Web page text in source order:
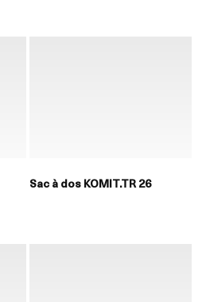
Sac à dos KOMIT.TR 26